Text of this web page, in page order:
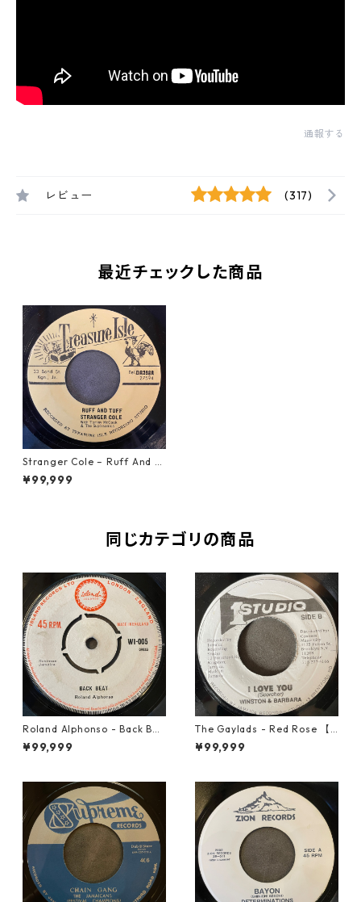
通報する
レビュー (317)
最近チェックした商品
Stranger Cole – Ruff And T
uff【7-22001】
¥99,999
同じカテゴリの商品
Roland Alphonso - Back Bea
t【7-21909】
¥99,999
The Gaylads - Red Rose 【7
-21853】
¥99,999